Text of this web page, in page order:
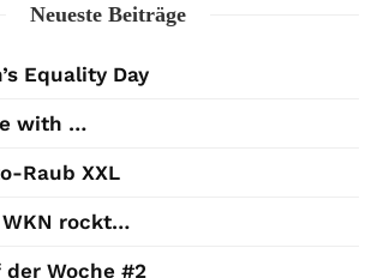
Neueste Beiträge
Equality Day
with …
Raub XXL
WKN rockt…
Woche #2